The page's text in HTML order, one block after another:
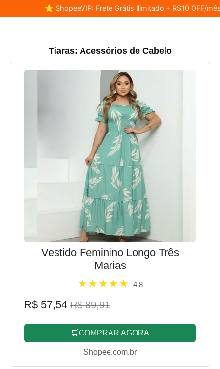
⭐ ShopeeVIP: Frete Grátis Ilimitado + R$10 OFF/
Tiaras: Acessórios de Cabelo
Vestido Feminino Longo Três
Marias
4.8
R$ 57,54 R$ 89,91
🛒COMPRAR AGORA
Shopee.com.br